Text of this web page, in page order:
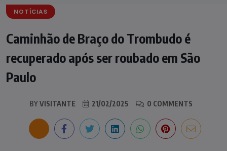
NOTÍCIAS
Caminhão de Braço do Trombudo é
recuperado após ser roubado em São
Paulo
BYVISITANTE 21/02/2025 0 COMMENTS